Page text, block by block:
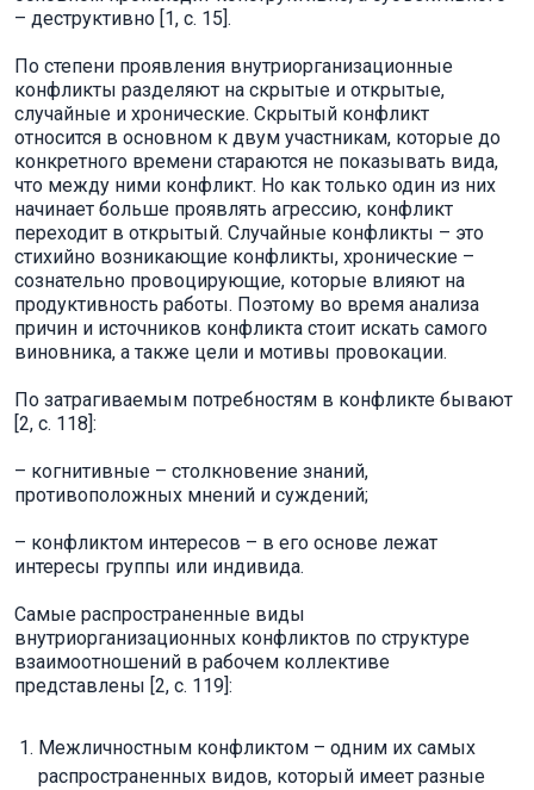
– деструктивно [1, с. 15].
По степени проявления внутриорганизационные
конфликты разделяют на скрытые и открытые,
случайные и хронические. Скрытый конфликт
относится в основном к двум участникам, которые до
конкретного времени стараются не показывать вида,
что между ними конфликт. Но как только один из них
начинает больше проявлять агрессию, конфликт
переходит в открытый. Случайные конфликты – это
стихийно возникающие конфликты, хронические –
сознательно провоцирующие, которые влияют на
продуктивность работы. Поэтому во время анализа
причин и источников конфликта стоит искать самого
виновника, а также цели и мотивы провокации.
По затрагиваемым потребностям в конфликте бывают
[2, с. 118]:
– когнитивные – столкновение знаний,
противоположных мнений и суждений;
– конфликтом интересов – в его основе лежат
интересы группы или индивида.
Самые распространенные виды
внутриорганизационных конфликтов по структуре
взаимоотношений в рабочем коллективе
представлены [2, с. 119]:
Межличностным конфликтом – одним их самых
распространенных видов, который имеет разные